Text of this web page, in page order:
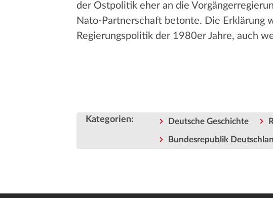
der Ostpolitik eher an die
Nato-Partnerschaft betonte. Die Erklärung
Regierungspolitik der 1980er Jahre, auch
Kategorien: Deutsche Geschichte
Bundesrepublik